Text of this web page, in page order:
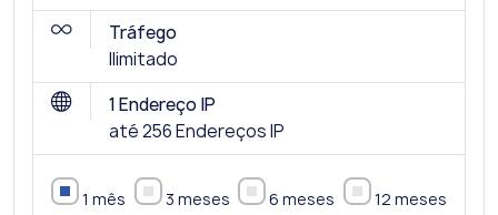
Tráfego
Ilimitado
1 Endereço IP
até 256 Endereços IP
1 mês 3 meses 6 meses 12 meses